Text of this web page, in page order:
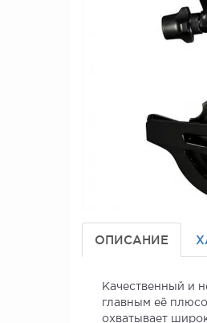
ОПИСАНИЕ
Качественный и
главным её
охватывает